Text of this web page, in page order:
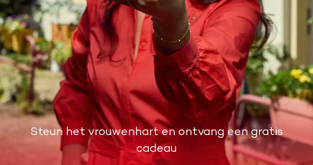
Help mee met tijd
Leven met
Wetenschappelijk onderzoek
Doneer
Steun het vrouwenhart en ontvang een gratis
cadeau